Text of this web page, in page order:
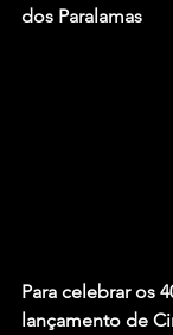
dos Paralamas
Para celebrar os
lançamento de